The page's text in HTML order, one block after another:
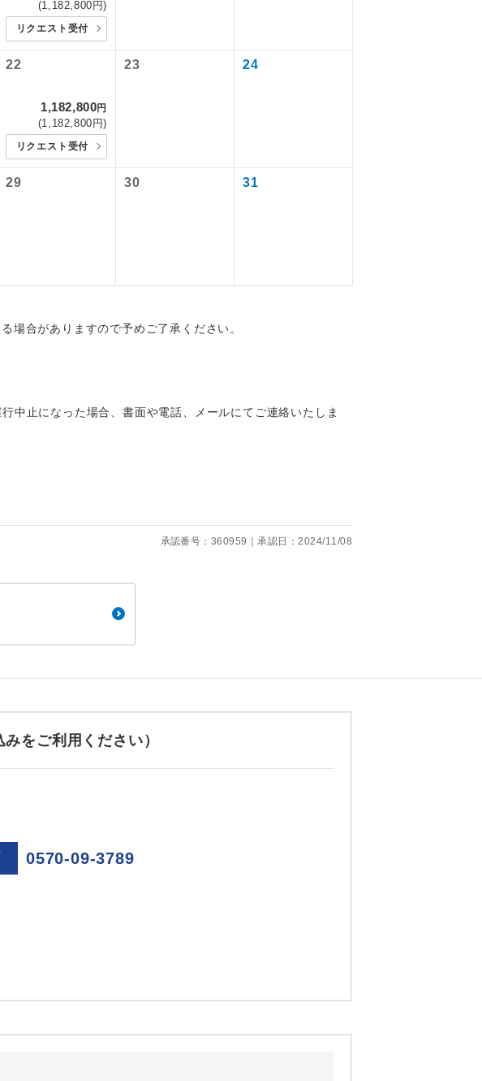
(1,182,800円)
リクエスト受付
22
1,182,800円
(1,182,800円)
リクエスト受付
23 24
29 30 31
場合がありますので予めご了承ください。
中止になった場合、書面や電話、メールにてご連絡いたしま
承認番号：360959｜承認日：2024/11/08
をご利用ください）
0570-09-3789
支払いが必要となります。
含まれておりません。別途お支
。
下記追加代金にて飛行機や鉄
化遺産や自然遺産を訪ねるコー
いています。
ています。
出発の計画にとても便利で